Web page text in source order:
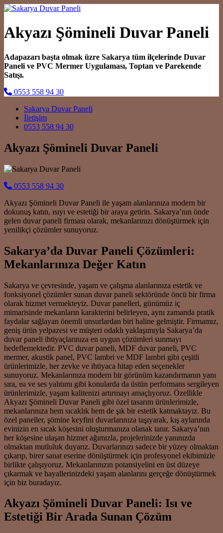
Akyazı Şömineli Duvar Paneli
Adapazarı başta olmak üzre Sakarya tüm ilçelerinde Duvar
Paneli ve PVC Mermer Uygulaması, Toptan ve Parekende
Satışı.
0553 558 94 30
Main Navigation
Sakarya Duvar Paneli
İletişim
0553 558 94 30
Akyazı Şömineli Duvar Paneli
0553 558 94 30
Akyazı Şömineli Duvar Paneli ile yaşam alanlarınıza modern bir
dokunuş katın, ısıyı ve estetiği bir araya getirin. Sakarya’nın önde
gelen duvar paneli firması olarak, mekanlarınızı dönüştürmek için
yenilikçi çözümler sunuyoruz.
Sakarya’da Duvar Paneli Çözümleri:
Mekanlarınıza Değer Katın
Sakarya ve çevresinde, yaşam ve çalışma alanlarınıza estetik ve
fonksiyonel çözümler sunan duvar paneli sektöründe öncü bir firma
olarak hizmet vermekteyiz. Duvar panelleri, günümüz iç
mimarisinde mekanların karakterini belirleyen, aynı zamanda pratik
faydalar sağlayan önemli unsurlardan biri haline gelmiştir. Firmamız,
geniş ürün yelpazesi ve müşteri odaklı yaklaşımıyla Sakarya’da
duvar paneli ihtiyaçlarınıza en uygun çözümleri sunmayı
hedeflemektedir. PVC duvar paneli, MDF duvar paneli, PVC
mermer, akustik panel, PVC lambri ve MDF lambri gibi çeşitli
ürünlerimizle, her zevke ve ihtiyaca hitap eden seçenekler
sunuyoruz. Mekanlarınıza modern bir görünüm kazandırmanın yanı
sıra, ısı ve ses yalıtımı gibi konularda da üstün performans sergileyen
ürünlerimizle, yaşam kalitenizi artırmayı amaçlıyoruz. Özellikle
Akyazı Şömineli Duvar Paneli gibi özel tasarım ürünlerimizle,
mekanlarınıza hem sıcaklık hem de şık bir estetik katmaktayız. Bu
özel paneller, şömine keyfini duvarlarınıza taşıyarak, kış aylarında
evinizin en sıcak köşesini oluşturmanıza olanak tanır. Sakarya’nın
her köşesine ulaşan hizmet ağımızla, projelerinizde yanınızda
olmaktan mutluluk duyarız. Duvarlarınızı sadece bir yüzey olmaktan
çıkarıp, birer sanat eserine dönüştürmek için profesyonel ekibimizle
birlikte çalışıyoruz. Mekanlarınızın potansiyelini en üst düzeye
çıkarmak ve hayallerinizdeki yaşam alanlarını gerçeğe dönüştürmek
için biz buradayız.
Akyazı Şömineli Duvar Paneli: Isı ve
Estetiği Bir Arada Sunan Çözüm